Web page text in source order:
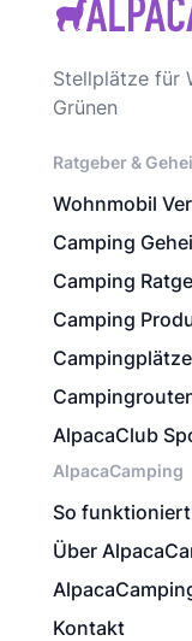
Stellplätze für
Grünen
Ratgeber &
Wohnmobil
Camping
Camping
Camping
Campingplätze
AlpacaClub
AlpacaCamping
So
Über
Kontakt